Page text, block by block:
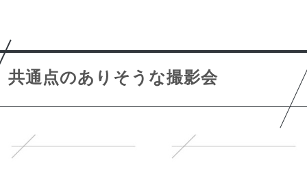
共通点のありそうな撮影会